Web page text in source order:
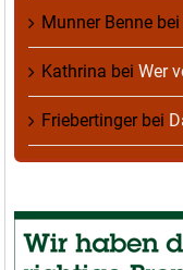
Munner Benne bei
Kathrina bei Wer
Friebertingerbei